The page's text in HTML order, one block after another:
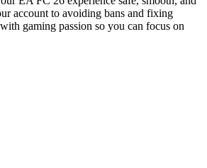
account to avoiding bans and fixing
gaming passion so you can focus on